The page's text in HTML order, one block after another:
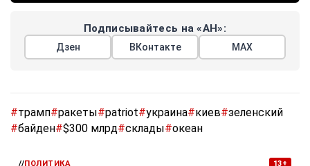
Подписывайтесь на «АН»:
Дзен ВКонтакте МАХ
#трамп#ракеты#patriot#украина#киев#зеленский
#байден#$300 млрд#склады#океан
//ПОЛИТИКА 13+